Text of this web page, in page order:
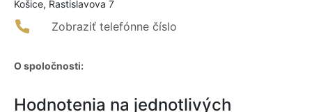
Košice, Rastislavova 7
Zobraziť telefónne číslo
O spoločnosti:
Hodnotenia na jednotlivých